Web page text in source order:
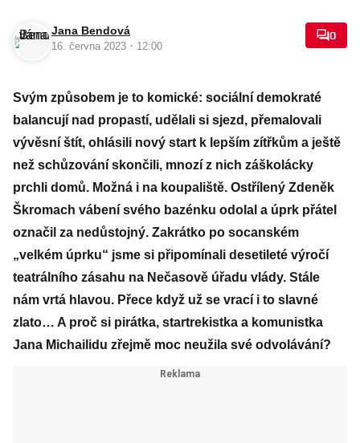
Jana Bendová
16. června 2023 · 12:00
0
Svým způsobem je to komické: sociální demokraté
balancují nad propastí, udělali si sjezd, přemalovali
vývěsní štít, ohlásili nový start k lepším zítřkům a ještě
než schůzování skončili, mnozí z nich záškolácky
prchli domů. Možná i na koupaliště. Ostřílený Zdeněk
Škromach vábení svého bazénku odolal a úprk přátel
označil za nedůstojný. Zakrátko po socanském
„velkém úprku“ jsme si připomínali desetileté výročí
teatrálního zásahu na Nečasově úřadu vlády. Stále
nám vrtá hlavou. Přece když už se vrací i to slavné
zlato… A proč si pirátka, startrekistka a komunistka
Jana Michailidu zřejmě moc neužila své odvolávání?